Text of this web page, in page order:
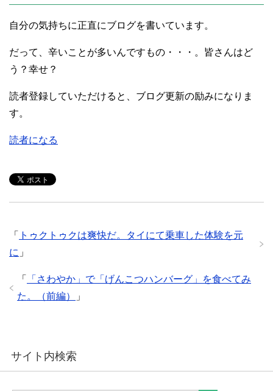
自分の気持ちに正直にブログを書いています。
だって、辛いことが多いんですもの・・・。皆さんはど
う？幸せ？
読者登録していただけると、ブログ更新の励みになりま
す。
読者になる
「
トゥクトゥクは爽快だ。タイにて乗車した体験を元
に 」
「
「さわやか」で「げんこつハンバーグ」を食べてみ
た。（前編）
」
サイト内検索